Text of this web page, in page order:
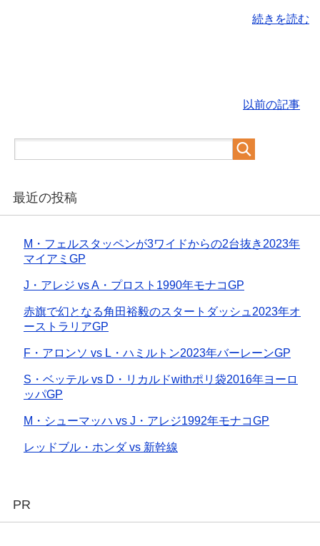
続きを読む
以前の記事
最近の投稿
M・フェルスタッペンが3ワイドからの2台抜き2023年
マイアミGP
J・アレジ vs A・プロスト1990年モナコGP
赤旗で幻となる角田裕毅のスタートダッシュ2023年オ
ーストラリアGP
F・アロンソ vs L・ハミルトン2023年バーレーンGP
S・ベッテル vs D・リカルドwithポリ袋2016年ヨーロ
ッパGP
M・シューマッハ vs J・アレジ1992年モナコGP
レッドブル・ホンダ vs 新幹線
PR